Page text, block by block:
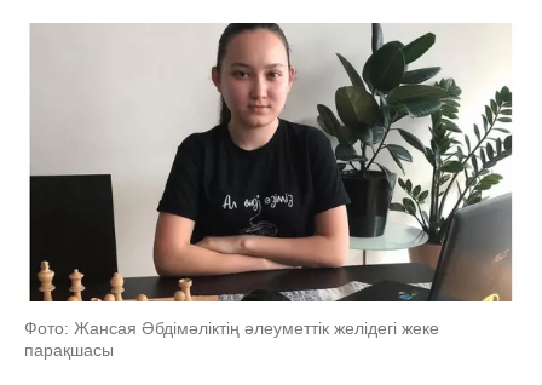
Фото: Жансая Әбдімәліктің әлеуметтік желідегі жеке
парақшасы